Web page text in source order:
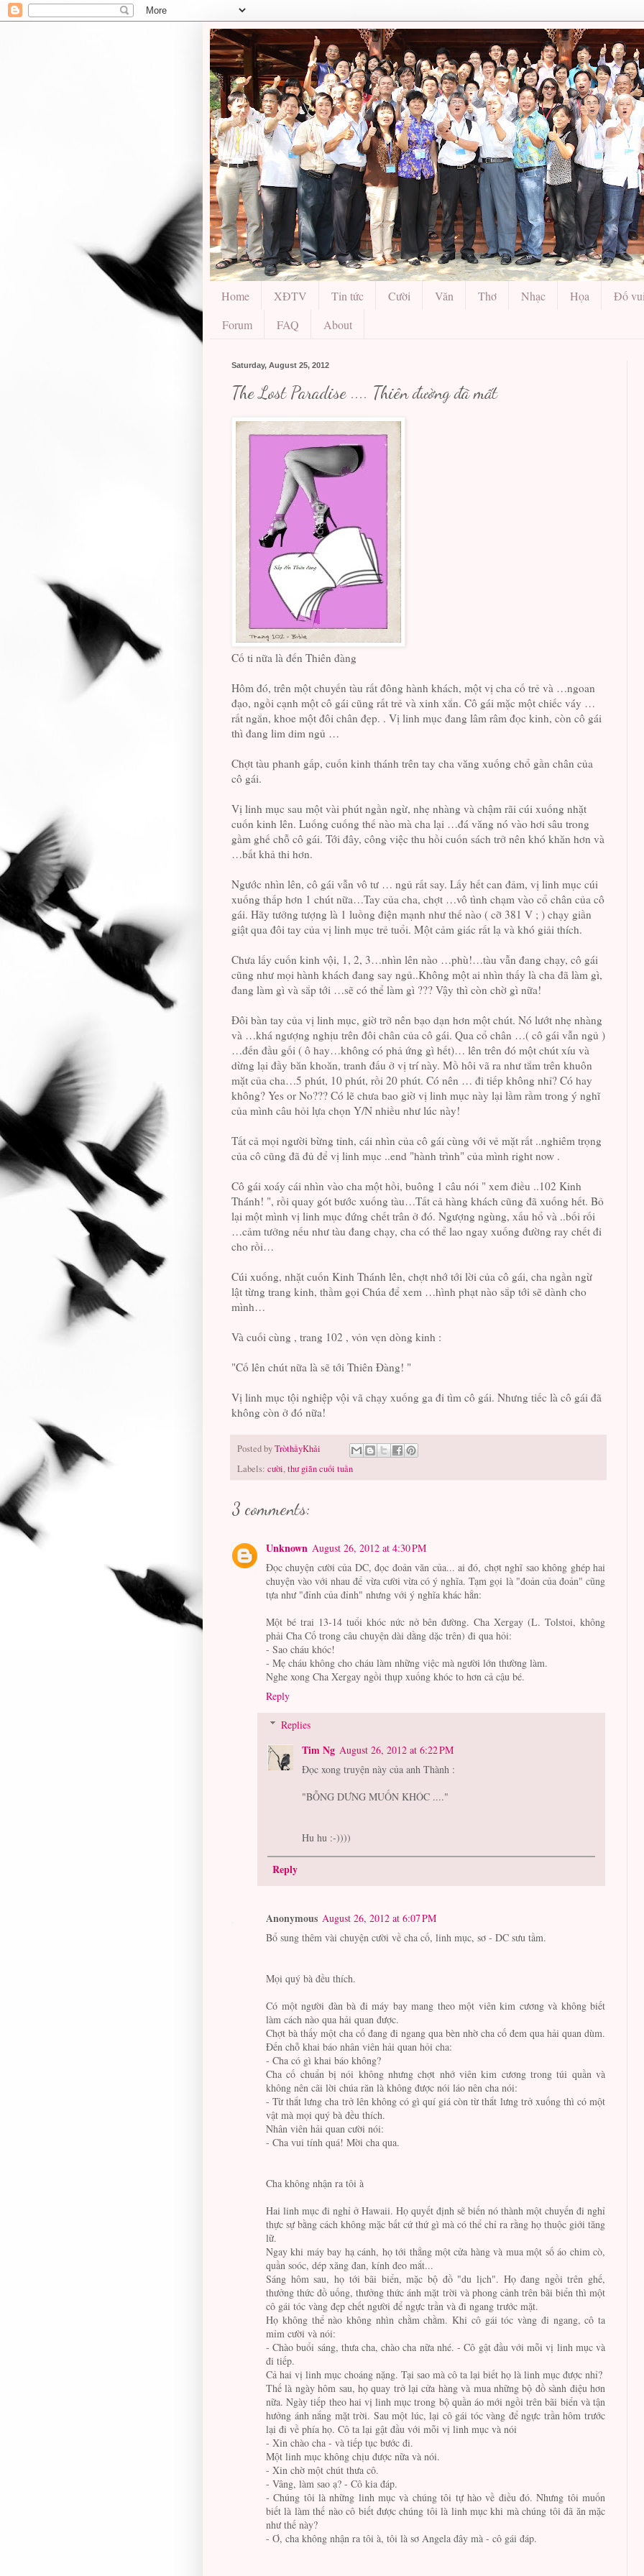
Home XĐTV Tin tức Cười Văn Thơ Nhạc Họa Đố vui
Forum
FAQ About
Saturday, August 25, 2012
The Lost Paradise .... Thiên đường đã mất
Cố ti nữa là đến Thiên đàng
Hôm đó, trên một chuyến tàu rất đông hành khách, một vị cha cố trẻ và …ngoan
đạo, ngồi cạnh một cô gái cũng rất trẻ và xinh xắn. Cô gái mặc một chiếc váy …
rất ngắn, khoe một đôi chân đẹp. . Vị linh mục đang lâm râm đọc kinh, còn cô gái
thì đang lim dim ngủ …
Chợt tàu phanh gấp, cuốn kinh thánh trên tay cha văng xuống chổ gần chân của
cô gái.
Vị linh mục sau một vài phút ngần ngừ, nhẹ nhàng và chậm rãi cúi xuống nhặt
cuốn kinh lên. Luống cuống thế nào mà cha lại …đá văng nó vào hơi sâu trong
gầm ghế chỗ cô gái. Tới đây, công việc thu hồi cuốn sách trở nên khó khăn hơn và
…bất khả thi hơn.
Ngước nhìn lên, cô gái vẫn vô tư … ngủ rất say. Lấy hết can đảm, vị linh mục cúi
xuống thấp hơn 1 chút nữa…Tay của cha, chợt …vô tình chạm vào cổ chân của cô
gái. Hãy tưởng tượng là 1 luồng điện mạnh như thế nào ( cỡ 381 V ; ) chạy giần
giật qua đôi tay của vị linh mục trẻ tuổi. Một cảm giác rất lạ và khó giải thích.
Chưa lấy cuốn kinh vội, 1, 2, 3…nhìn lên nào …phù!…tàu vẫn đang chạy, cô gái
cũng như mọi hành khách đang say ngủ..Không một ai nhìn thấy là cha đã làm gì,
đang làm gì và sắp tới …sẽ có thể làm gì ??? Vậy thì còn chờ gì nữa!
Đôi bàn tay của vị linh mục, giờ trở nên bạo dạn hơn một chút. Nó lướt nhẹ nhàng
và …khá ngượng nghịu trên đôi chân của cô gái. Qua cổ chân …( cô gái vẫn ngủ )
…đến đầu gối ( ô hay…không có phả ứng gì hết)… lên trên đó một chút xíu và
dừng lại đầy băn khoăn, tranh đấu ở vị trí này. Mồ hôi vã ra như tắm trên khuôn
mặt của cha…5 phút, 10 phút, rồi 20 phút. Có nên … đi tiếp không nhỉ? Có hay
không? Yes or No??? Có lẽ chưa bao giờ vị linh mục này lại lầm rầm trong ý nghĩ
của mình câu hỏi lựa chọn Y/N nhiều như lúc này!
Tất cả mọi người bừng tỉnh, cái nhìn của cô gái cùng với vẻ mặt rất ..nghiêm trọng
của cô cũng đã đủ để vị linh mục ..end "hành trình" của mình right now .
Cô gái xoáy cái nhìn vào cha một hồi, buông 1 câu nói " xem điều ..102 Kinh
Thánh! ", rồi quay gót bước xuống tàu…Tất cả hàng khách cũng đã xuống hết. Bỏ
lại một mình vị linh mục đứng chết trân ở đó. Ngượng ngùng, xấu hổ và ..bối rối
…cảm tưởng nếu như tàu đang chạy, cha có thể lao ngay xuống đường ray chết đi
cho rồi…
Cúi xuống, nhặt cuốn Kinh Thánh lên, chợt nhớ tới lời của cô gái, cha ngần ngừ
lật từng trang kinh, thầm gọi Chúa để xem …hình phạt nào sắp tới sẽ dành cho
mình…
Và cuối cùng , trang 102 , vỏn vẹn dòng kinh :
"Cố lên chút nữa là sẽ tới Thiên Đàng! "
Vị linh mục tội nghiệp vội vã chạy xuống ga đi tìm cô gái. Nhưng tiếc là cô gái đã
không còn ở đó nữa!
Posted byTròthầyKhải
Labels: cười,thư giãn cuối tuần
3 comments:
Unknown August 26, 2012 at 4:30 PM
Đọc chuyện cười của DC, đọc đoản văn của... ai đó, chợt nghĩ sao không ghép hai
chuyện vào với nhau để vừa cười vừa có ý nghĩa. Tạm gọi là "đoản của đoản" cũng
tựa như "đỉnh của đỉnh" nhưng với ý nghĩa khác hẳn:
Một bé trai 13-14 tuổi khóc nức nở bên đường. Cha Xergay (L. Tolstoi, không
phải Cha Cố trong câu chuyện dài dằng dặc trên) đi qua hỏi:
- Sao cháu khóc!
- Mẹ cháu không cho cháu làm những việc mà người lớn thường làm.
Nghe xong Cha Xergay ngồi thụp xuống khóc to hơn cả cậu bé.
Reply
Replies
Tim Ng August 26, 2012 at 6:22 PM
Đọc xong truyện này của anh Thành :
"BỖNG DƯNG MUỐN KHÓC ...."
Hu hu :-))))
Reply
Anonymous August 26, 2012 at 6:07 PM
Bổ sung thêm vài chuyện cười về cha cố, linh mục, sơ - DC sưu tầm.
Mọi quý bà đều thích.
Có một người đàn bà đi máy bay mang theo một viên kim cương và không biết
làm cách nào qua hải quan được.
Chợt bà thấy một cha cố đang đi ngang qua bèn nhờ cha cố đem qua hải quan dùm.
Đến chỗ khai báo nhân viên hải quan hỏi cha:
- Cha có gì khai báo không?
Cha cố chuẩn bị nói không nhưng chợt nhớ viên kim cương trong túi quần và
không nên cãi lời chúa răn là không được nói láo nên cha nói:
- Từ thắt lưng cha trở lên không có gì quí giá còn từ thắt lưng trở xuống thì có một
vật mà mọi quý bà đều thích.
Nhân viên hải quan cười nói:
- Cha vui tính quá! Mời cha qua.
Cha không nhận ra tôi à
Hai linh mục đi nghỉ ở Hawaii. Họ quyết định sẽ biến nó thành một chuyến đi nghỉ
thực sự bằng cách không mặc bất cứ thứ gì mà có thể chỉ ra rằng họ thuộc giới tăng
lữ.
Ngay khi máy bay hạ cánh, họ tới thẳng một cửa hàng và mua một số áo chim cò,
quần soóc, dép xăng đan, kính đeo mắt...
Sáng hôm sau, họ tới bãi biển, mặc bộ đồ "du lịch". Họ đang ngồi trên ghế,
thưởng thức đồ uống, thưởng thức ánh mặt trời và phong cảnh trên bãi biển thì một
cô gái tóc vàng đẹp chết người để ngực trần và đi ngang trước mặt.
Họ không thể nào không nhìn chằm chằm. Khi cô gái tóc vàng đi ngang, cô ta
mỉm cười và nói:
- Chào buổi sáng, thưa cha, chào cha nữa nhé. - Cô gật đầu với mỗi vị linh mục và
đi tiếp.
Cả hai vị linh mục choáng nặng. Tại sao mà cô ta lại biết họ là linh mục được nhỉ?
Thế là ngày hôm sau, họ quay trở lại cửa hàng và mua những bộ đồ sành điệu hơn
nữa. Ngày tiếp theo hai vị linh mục trong bộ quần áo mới ngồi trên bãi biển và tận
hưởng ánh nắng mặt trời. Sau một lúc, lại cô gái tóc vàng để ngực trần hôm trước
lại đi về phía họ. Cô ta lại gật đầu với mỗi vị linh mục và nói
- Xin chào cha - và tiếp tục bước đi.
Một linh mục không chịu được nữa và nói.
- Xin chờ một chút thưa cô.
- Vâng, làm sao ạ? - Cô kia đáp.
- Chúng tôi là những linh mục và chúng tôi tự hào về điều đó. Nhưng tôi muốn
biết là làm thế nào cô biết được chúng tôi là linh mục khi mà chúng tôi đã ăn mặc
như thế này?
- Ơ, cha không nhận ra tôi à, tôi là sơ Angela đây mà - cô gái đáp.